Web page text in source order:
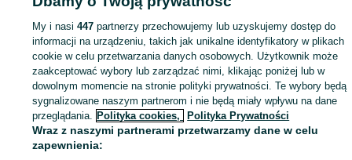
Strona główna Sport i Hobby Jeździectwo
Dolnośląskie
Siodła - Kamień
KATEGORIA
ID:1032862354 Wyświetlenia:
Zadzwoń / SMS
My i nasi447 partnerzy przechowujemy lub uzyskujemy dostęp do
informacji na urządzeniu, takich jak unikalne identyfikatory w plikach
cookie w celu przetwarzania danych osobowych. Użytkownik może
zaakceptować wybory lub zarządzać nimi, klikając poniżej lub w
dowolnym momencie na stronie polityki prywatności. Te wybory będą
sygnalizowane naszym partnerom i nie będą miały wpływu na dane
przeglądania. Polityka cookies, Polityka Prywatności
Wraz z naszymi partnerami przetwarzamy dane w celu
zapewnienia: